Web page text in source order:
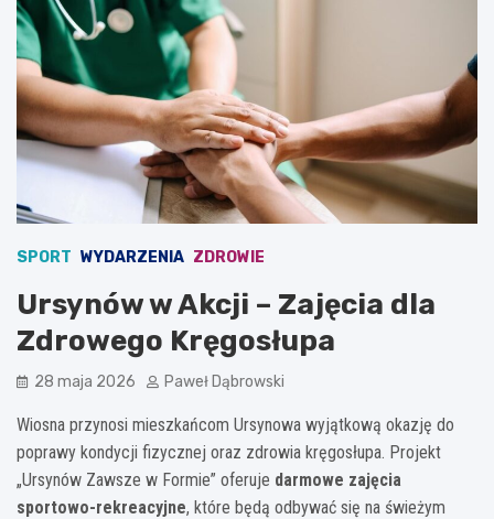
SPORT WYDARZENIA ZDROWIE
Ursynów w Akcji – Zajęcia dla
Zdrowego Kręgosłupa
28 maja 2026 Paweł Dąbrowski
Wiosna przynosi mieszkańcom Ursynowa wyjątkową okazję do
poprawy kondycji fizycznej oraz zdrowia kręgosłupa. Projekt
„Ursynów Zawsze w Formie” oferuje darmowe zajęcia
sportowo-rekreacyjne, które będą odbywać się na świeżym